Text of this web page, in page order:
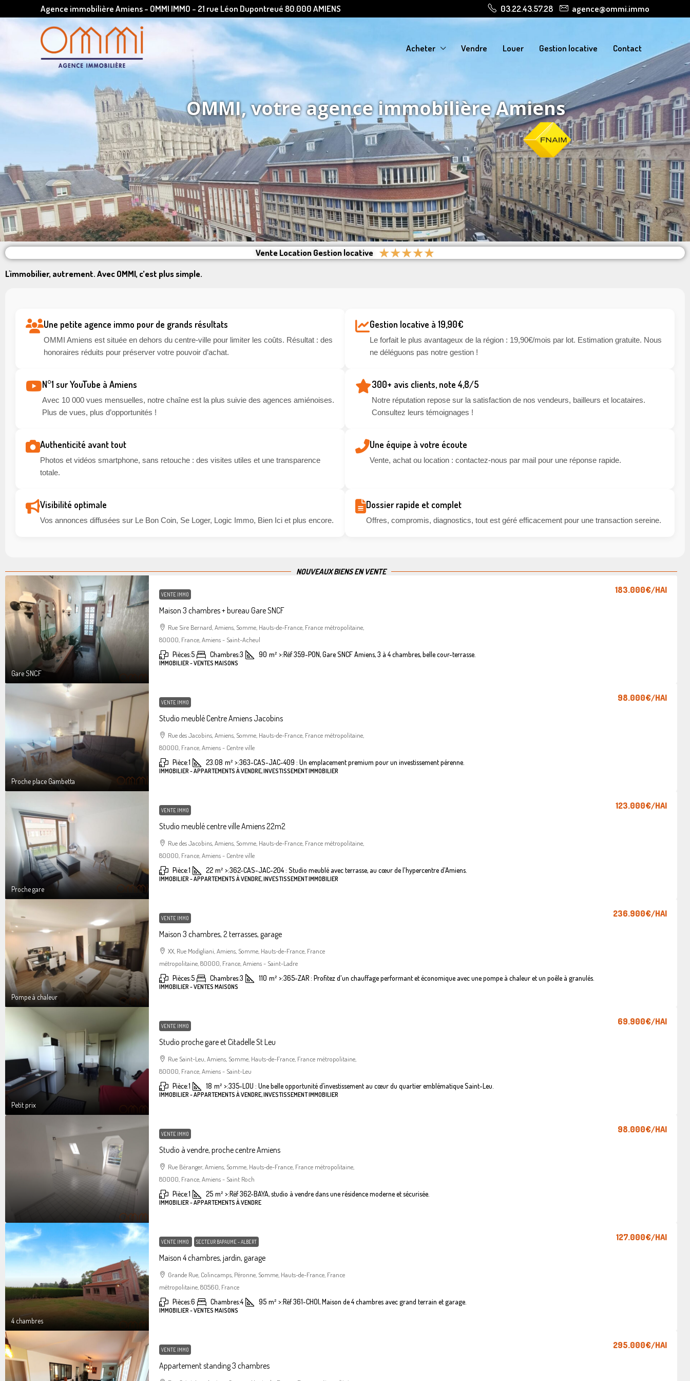
Agence immobilière Amiens - OMMI IMMO - 21 rue Léon Dupontreué 80.000 AMIENS 03.22.43.57.28 agence@ommi.immo
Acheter Vendre Louer Gestion locative Contact
OMMI, votre agence immobilière Amiens
Vente Location Gestion locative ★★★★★
L'immobilier, autrement. Avec OMMI, c’est plus simple.
Une petite agence immo pour de grands résultats
OMMI Amiens est située en dehors du centre-ville pour limiter les coûts. Résultat : des
honoraires réduits pour préserver votre pouvoir d’achat.
Gestion locative à 19,90€
Le forfait le plus avantageux de la région : 19,90€/mois par lot. Estimation gratuite. Nous
ne déléguons pas notre gestion !
N°1 sur YouTube à Amiens
Avec 10 000 vues mensuelles, notre chaîne est la plus suivie des agences amiénoises.
Plus de vues, plus d’opportunités !
300+ avis clients, note 4,8/5
Notre réputation repose sur la satisfaction de nos vendeurs, bailleurs et locataires.
Consultez leurs témoignages !
Authenticité avant tout
Photos et vidéos smartphone, sans retouche : des visites utiles et une transparence
totale.
Une équipe à votre écoute
Vente, achat ou location : contactez-nous par mail pour une réponse rapide.
Visibilité optimale
Vos annonces diffusées sur Le Bon Coin, Se Loger, Logic Immo, Bien Ici et plus encore.
Dossier rapide et complet
Offres, compromis, diagnostics, tout est géré efficacement pour une transaction sereine.
NOUVEAUX BIENS EN VENTE
Gare SNCF
VENTE IMMO
Maison 3 chambres + bureau Gare SNCF
183.000€/HAI
Rue Sire Bernard, Amiens, Somme, Hauts-de-France, France métropolitaine,
80000, France, Amiens - Saint-Acheul
Pièces:5 Chambres:3 90 m² >:Réf 359-PON, Gare SNCF Amiens, 3 à 4 chambres, belle cour-terrasse.
IMMOBILIER - VENTES MAISONS
Proche place Gambetta
VENTE IMMO
Studio meublé Centre Amiens Jacobins
98.000€/HAI
Rue des Jacobins, Amiens, Somme, Hauts-de-France, France métropolitaine,
80000, France, Amiens - Centre ville
Pièce:1 23.08 m² >:363-CAS-JAC-409 : Un emplacement premium pour un investissement pérenne.
IMMOBILIER - APPARTEMENTS À VENDRE, INVESTISSEMENT IMMOBILIER
Proche gare
VENTE IMMO
Studio meublé centre ville Amiens 22m2
123.000€/HAI
Rue des Jacobins, Amiens, Somme, Hauts-de-France, France métropolitaine,
80000, France, Amiens - Centre ville
Pièce:1 22 m² >:362-CAS-JAC-204 : Studio meublé avec terrasse, au cœur de l'hypercentre d'Amiens.
IMMOBILIER - APPARTEMENTS À VENDRE, INVESTISSEMENT IMMOBILIER
Pompe à chaleur
VENTE IMMO
Maison 3 chambres, 2 terrasses, garage
236.900€/HAI
XX, Rue Modigliani, Amiens, Somme, Hauts-de-France, France
métropolitaine, 80000, France, Amiens - Saint-Ladre
Pièces:5 Chambres:3 110 m² >:365-ZAR : Profitez d'un chauffage performant et économique avec une pompe à chaleur et un poêle à granulés.
IMMOBILIER - VENTES MAISONS
Petit prix
VENTE IMMO
Studio proche gare et Citadelle St Leu
69.900€/HAI
Rue Saint-Leu, Amiens, Somme, Hauts-de-France, France métropolitaine,
80000, France, Amiens - Saint-Leu
Pièce:1 18 m² >:335-LOU : Une belle opportunité d’investissement au cœur du quartier emblématique Saint-Leu.
IMMOBILIER - APPARTEMENTS À VENDRE, INVESTISSEMENT IMMOBILIER
VENTE IMMO
Studio à vendre, proche centre Amiens
98.000€/HAI
Rue Béranger, Amiens, Somme, Hauts-de-France, France métropolitaine,
80000, France, Amiens - Saint Roch
Pièce:1 25 m² >:Réf 362-BAYA, studio à vendre dans une résidence moderne et sécurisée.
IMMOBILIER - APPARTEMENTS À VENDRE
4 chambres
VENTE IMMO SECTEUR BAPAUME - ALBERT
Maison 4 chambres, jardin, garage
127.000€/HAI
Grande Rue, Colincamps, Péronne, Somme, Hauts-de-France, France
métropolitaine, 80560, France
Pièces:6 Chambres:4 95 m² >:Réf 361-CHOI, Maison de 4 chambres avec grand terrain et garage.
IMMOBILIER - VENTES MAISONS
VENTE IMMO
Appartement standing 3 chambres
295.000€/HAI